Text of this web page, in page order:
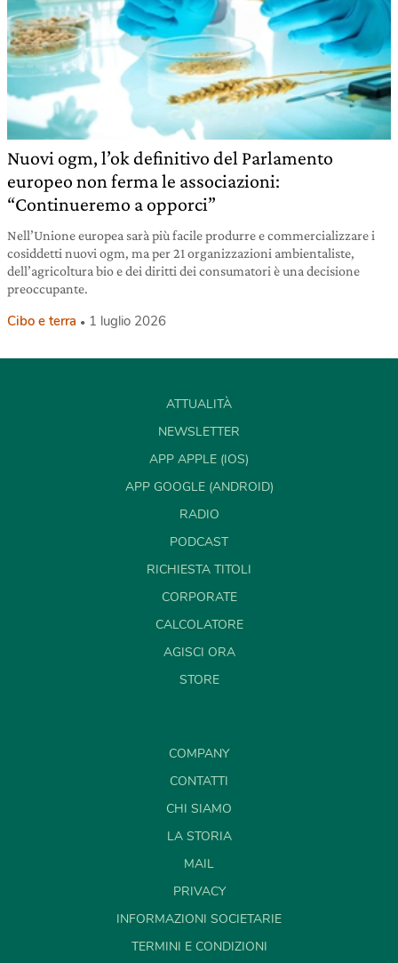
Nuovi ogm, l’ok definitivo del Parlamento
europeo non ferma le associazioni:
“Continueremo a opporci”
Nell’Unione europea sarà più facile produrre e commercializzare i
cosiddetti nuovi ogm, ma per 21 organizzazioni ambientaliste,
dell’agricoltura bio e dei diritti dei consumatori è una decisione
preoccupante.
Cibo e terra 1 luglio 2026
ATTUALITÀ
NEWSLETTER
APP APPLE (IOS)
APP GOOGLE (ANDROID)
RADIO
PODCAST
RICHIESTA TITOLI
CORPORATE
CALCOLATORE
AGISCI ORA
STORE
COMPANY
CONTATTI
CHI SIAMO
LA STORIA
MAIL
PRIVACY
INFORMAZIONI SOCIETARIE
TERMINI E CONDIZIONI